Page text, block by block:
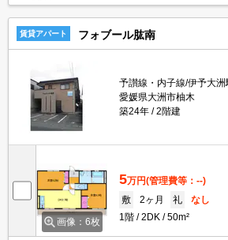
賃貸アパート フォブール肱南
予讃線・内子線/伊予大
愛媛県大洲市柚木
築24年
2階建
画像：6枚
5万円(管理費等：--)
敷
2ヶ月 礼
なし
1階
2DK 50m²